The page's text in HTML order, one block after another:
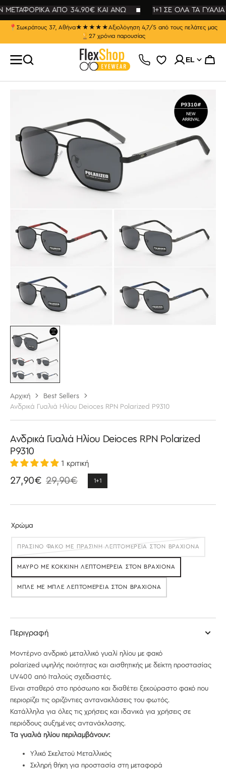
ΜΕΤΑΦΟΡΙΚΑ ΑΠΟ 34.90€ ΚΑΙ ΑΝΩ 1+1 ΣΕ ΟΛΑ ΤΑ
📍 Σωκράτους 37, Αθήνα★★★★★Αξιολόγηση 4,7/5 από τους πελάτες μας
🏆 27 χρόνια παρουσίας
EL
Ανδρικά Γυαλιά Ηλίου Deioces RPN Polarized
P9310
1 κριτική
Τιμή
27,90€ Κανονική
29,90€ 1+1
Χρώμα
ΠΡΑΣΙΝΟ ΦΑΚΟ ΜΕ ΠΡΑΣΙΝΗ ΛΕΠΤΟΜΕΡΕΙΑ ΣΤΟΝ ΒΡΑΧΙΟΝΑ
ΕΞΑΝΤΛΉΘΗΚΕ
ΜΑΥΡΟ ΜΕ ΚΌΚΚΙΝΗ ΛΕΠΤΟΜΕΡΕΙΑ ΣΤΟΝ ΒΡΑΧΙΟΝΑ
ΕΞΑΝΤΛΉΘΗΚΕ
ΜΠΛΕ ΜΕ ΜΠΛΕ ΛΕΠΤΟΜΕΡΕΙΑ ΣΤΟΝ ΒΡΑΧΙΟΝΑ
ΕΞΑΝΤΛΉΘΗΚΕ
Περιγραφή
Μοντέρνο ανδρικό μεταλλικό γυαλί ηλίου με φακό
polarized υψηλής ποιότητας και αισθητικής με δείκτη προστασίας
UV400 από Ιταλούς σχεδιαστές.
Είναι σταθερό στο πρόσωπο και διαθέτει ξεκούραστο φακό που
περιορίζει τις οριζόντιες αντανακλάσεις του φωτός.
Κατάλληλα για όλες τις χρήσεις και ιδανικά για χρήσεις σε
περιόδους αυξημένες αντανάκλασης.
Τα γυαλιά ηλίου περιλαμβάνουν:
Υλικό Σκελετού Μεταλλικός
Σκληρή θήκη για προστασία στη μεταφορά
στην
προβολή
συλλογής
Αρχική
Best Sellers
Ανδρικά Γυαλιά Ηλίου Deioces RPN Polarized P9310